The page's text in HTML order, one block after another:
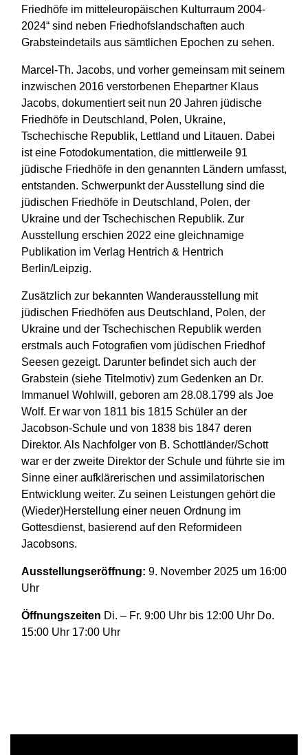
Friedhöfe im mitteleuropäischen Kulturraum 2004-
2024“ sind neben Friedhofslandschaften auch
Grabsteindetails aus sämtlichen Epochen zu sehen.
Marcel-Th. Jacobs, und vorher gemeinsam mit seinem
inzwischen 2016 verstorbenen Ehepartner Klaus
Jacobs, dokumentiert seit nun 20 Jahren jüdische
Friedhöfe in Deutschland, Polen, Ukraine,
Tschechische Republik, Lettland und Litauen. Dabei
ist eine Fotodokumentation, die mittlerweile 91
jüdische Friedhöfe in den genannten Ländern umfasst,
entstanden. Schwerpunkt der Ausstellung sind die
jüdischen Friedhöfe in Deutschland, Polen, der
Ukraine und der Tschechischen Republik. Zur
Ausstellung erschien 2022 eine gleichnamige
Publikation im Verlag Hentrich & Hentrich
Berlin/Leipzig.
Zusätzlich zur bekannten Wanderausstellung mit
jüdischen Friedhöfen aus Deutschland, Polen, der
Ukraine und der Tschechischen Republik werden
erstmals auch Fotografien vom jüdischen Friedhof
Seesen gezeigt. Darunter befindet sich auch der
Grabstein (siehe Titelmotiv) zum Gedenken an Dr.
Immanuel Wohlwill, geboren am 28.08.1799 als Joe
Wolf. Er war von 1811 bis 1815 Schüler an der
Jacobson-Schule und von 1838 bis 1847 deren
Direktor. Als Nachfolger von B. Schottländer/Schott
war er der zweite Direktor der Schule und führte sie im
Sinne einer aufklärerischen und assimilatorischen
Entwicklung weiter. Zu seinen Leistungen gehört die
(Wieder)Herstellung einer neuen Ordnung im
Gottesdienst, basierend auf den Reformideen
Jacobsons.
Ausstellungseröffnung: 9. November 2025 um 16:00
Uhr
Öffnungszeiten Di. – Fr. 9:00 Uhr bis 12:00 Uhr Do.
15:00 Uhr 17:00 Uhr